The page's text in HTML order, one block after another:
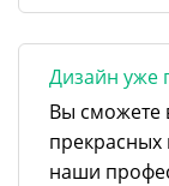
Дизайн уже
Вы сможете
наши